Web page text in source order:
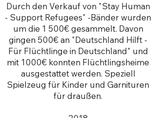
Durch den Verkauf von "Stay Human
- Support Refugees" -Bänder wurden
um die 1 500€ gesammelt. Davon
gingen 500€ an "Deutschland Hilft -
Für Flüchtlinge in Deutschland" und
mit 1000€ konnten Flüchtlingsheime
ausgestattet werden. Speziell
Spielzeug für Kinder und Garnituren
für draußen.